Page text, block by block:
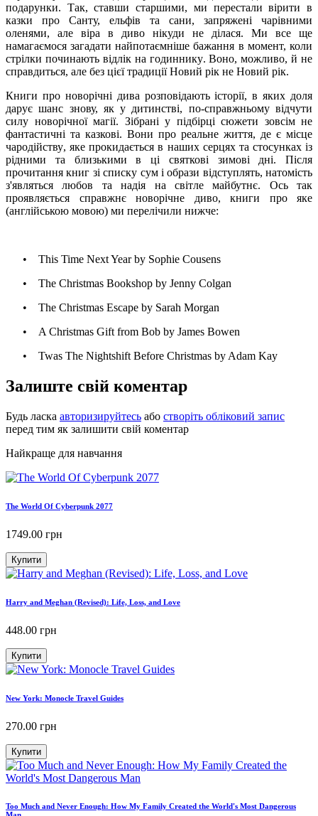
подарунки. Так, ставши старшими, ми перестали вірити в
казки про Санту, ельфів та сани, запряжені чарівними
оленями, але віра в диво нікуди не ділася. Ми все ще
намагаємося загадати найпотаємніше бажання в момент, коли
стрілки починають відлік на годиннику. Воно, можливо, й не
справдиться, але без цієї традиції Новий рік не Новий рік.
Книги про новорічні дива розповідаютьісторії, в яких доля
дарує шанс знову, як у дитинстві, по-справжньому відчути
силу новорічної магії. Зібрані у підбірці сюжети зовсім не
фантастичні та казкові. Вони про реальне життя, де є місце
чародійству, яке прокидається в наших серцях та стосунках із
рідними та близькимив ці святкові зимові дні. Після
прочитання книг зі списку сум і образи відступлять, натомість
з'являться любов та надія на світле майбутнє. Ось так
проявляється справжнє новорічне диво, книги про яке
(англійською мовою) ми перелічили нижче:
•
This Time Next Year by Sophie Cousens
•
The Christmas Bookshop by Jenny Colgan
•
The Christmas Escape by Sarah Morgan
•
A Christmas Gift from Bob by James Bowen
•
Twas The Nightshift Before Christmas by Adam Kay
Залиште свій коментар
Будь ласка авторизируйтесь або створіть обліковий запис
перед тим як залишити свій коментар
Найкраще для навчання
The World Of Cyberpunk 2077
1749.00 грн
Купити
Harry and Meghan (Revised): Life, Loss, and Love
448.00 грн
Купити
New York: Monocle Travel Guides
270.00 грн
Купити
Too Much and Never Enough: How My Family Created the World's Most Dangerous